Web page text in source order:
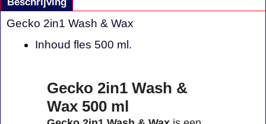
Gecko 2in1 Wash & Wax
Inhoud fles 500 ml.
Gecko 2in1 Wash &
Wax 500 ml